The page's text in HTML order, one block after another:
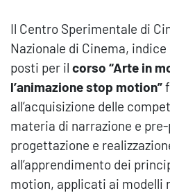
Il Centro Sperimentale di
Nazionale di Cinema, indice
posti per il corso “Arte in
l’animazione stop motion”
all’acquisizione delle
materia di narrazione e
progettazione e
all’apprendimento dei
motion, applicati ai modelli